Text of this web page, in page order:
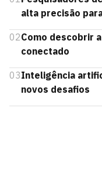
alta precisão
02Como descobrir
conectado
03Inteligência
novos desafios